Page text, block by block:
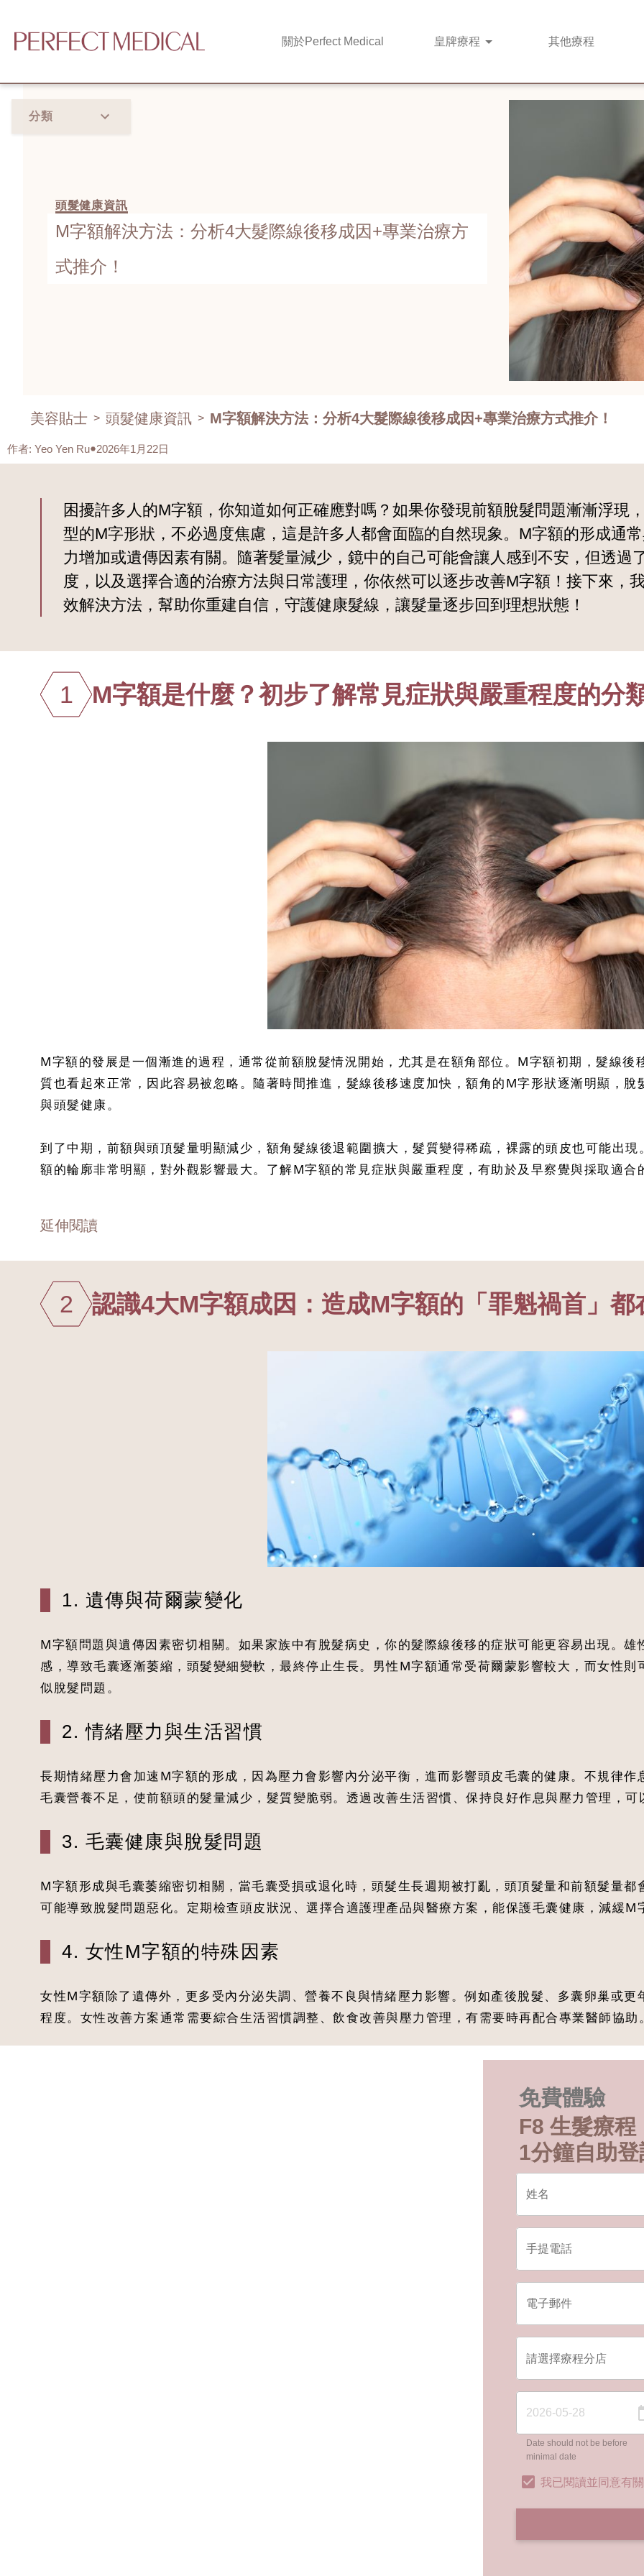
關於Perfect Medical 皇牌療程 其他療程
分類
頭髮健康資訊
M字額解決方法：分析4大髮際線後移成因+專業治療方
式推介！
美容貼士 > 頭髮健康資訊 > M字額解決方法：分析4大髮際線後移成因+專業治療方式推介！
作者: Yeo Yen Ru 2026年1月22日
困擾許多人的M字額，你知道如何正確應對嗎？如果你發現前額脫髮問題漸漸浮現
型的M字形狀，不必過度焦慮，這是許多人都會面臨的自然現象。M字額的形成通
力增加或遺傳因素有關。隨著髮量減少，鏡中的自己可能會讓人感到不安，但透過
度，以及選擇合適的治療方法與日常護理，你依然可以逐步改善M字額！接下來，
效解決方法，幫助你重建自信，守護健康髮線，讓髮量逐步回到理想狀態！
1 M字額是什麼？初步了解常見症狀與嚴重程度的分
M字額的發展是一個漸進的過程，通常從前額脫髮情況開始，尤其是在額角部位。M字額初期，髮線
質也看起來正常，因此容易被忽略。隨著時間推進，髮線後移速度加快，額角的M字形狀逐漸明顯，
與頭髮健康。
到了中期，前額與頭頂髮量明顯減少，額角髮線後退範圍擴大，髮質變得稀疏，裸露的頭皮也可能出
額的輪廓非常明顯，對外觀影響最大。了解M字額的常見症狀與嚴重程度，有助於及早察覺與採取適
延伸閱讀
2 認識4大M字額成因：造成M字額的「罪魁禍首」都
1. 遺傳與荷爾蒙變化
M字額問題與遺傳因素密切相關。如果家族中有脫髮病史，你的髮際線後移的症狀可能更容易出現。
感，導致毛囊逐漸萎縮，頭髮變細變軟，最終停止生長。男性M字額通常受荷爾蒙影響較大，而女性
似脫髮問題。
2. 情緒壓力與生活習慣
長期情緒壓力會加速M字額的形成，因為壓力會影響內分泌平衡，進而影響頭皮毛囊的健康。不規律
毛囊營養不足，使前額頭的髮量減少，髮質變脆弱。透過改善生活習慣、保持良好作息與壓力管理，
3. 毛囊健康與脫髮問題
M字額形成與毛囊萎縮密切相關，當毛囊受損或退化時，頭髮生長週期被打亂，頭頂髮量和前額髮量
可能導致脫髮問題惡化。定期檢查頭皮狀況、選擇合適護理產品與醫療方案，能保護毛囊健康，減緩M
4. 女性M字額的特殊因素
女性M字額除了遺傳外，更多受內分泌失調、營養不良與情緒壓力影響。例如產後脫髮、多囊卵巢或
程度。女性改善方案通常需要綜合生活習慣調整、飲食改善與壓力管理，有需要時再配合專業醫師協助
免費體驗
F8 生髮療程
1分鐘自助
Date should not be before
minimal date
我已閱讀並同意有關